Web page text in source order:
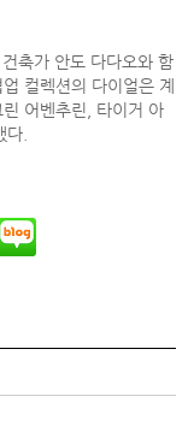
축가 안도 다다오와 함
컬렉션의 다이얼은 계
어벤추린, 타이거 아
.